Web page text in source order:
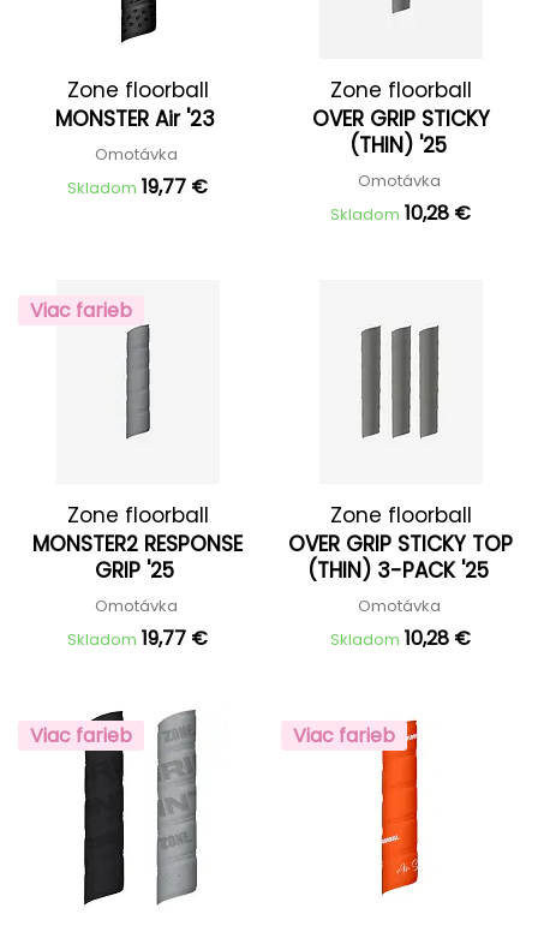
Zone floorball
MONSTER Air '23
Omotávka
Skladom 19,77 €
Zone floorball
OVER GRIP STICKY
(THIN) '25
Omotávka
Skladom 10,28 €
Viac farieb
Zone floorball
MONSTER2 RESPONSE
GRIP '25
Omotávka
Skladom 19,77 €
Zone floorball
OVER GRIP STICKY TOP
(THIN) 3-PACK '25
Omotávka
Skladom 10,28 €
Viac farieb Viac farieb